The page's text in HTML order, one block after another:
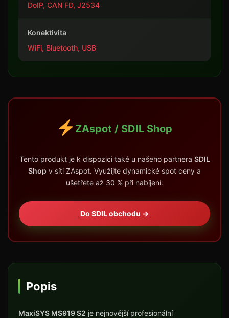
DoIP, CAN FD, J2534
Konektivita
WiFi, Bluetooth, USB
ZAspot / SDIL Shop
Tento produkt je k dispozici také u našeho partnera SDIL
Shop v síti ZAspot. Využijte dynamické spot ceny a
ušetřete až 30 % při nabíjení.
Do SDIL obchodu →
Popis
MaxiSYS MS919 S2 je nejnovější profesionální